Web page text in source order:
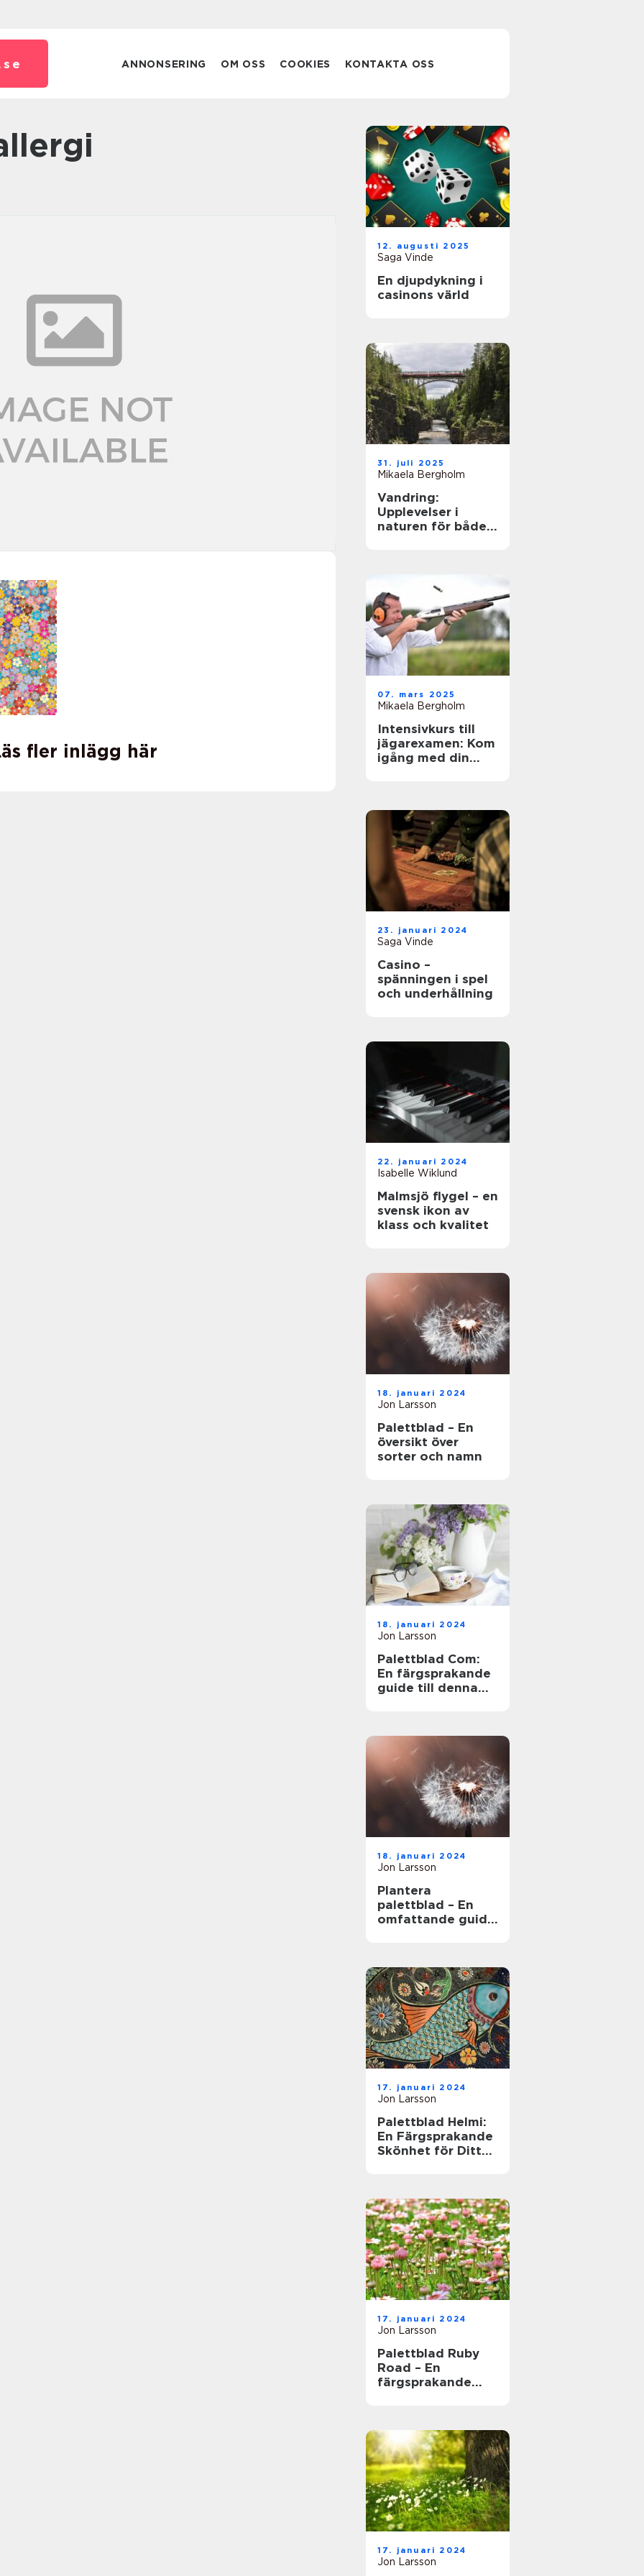
se ANNONSERING OM OSS COOKIES KONTAKTA OSS
fler inlägg här
12. augusti 2025
Saga Vinde
En djupdykning i
casinons värld
31. juli 2025
Mikaela Bergholm
Vandring:
Upplevelser i
naturen för både
07. mars 2025
Mikaela Bergholm
Intensivkurs till
jägarexamen: Kom
igång med din
23. januari 2024
Saga Vinde
Casino –
spänningen i spel
och underhållning
22. januari 2024
Isabelle Wiklund
Malmsjö flygel – en
svensk ikon av
klass och kvalitet
18. januari 2024
Jon Larsson
Palettblad – En
översikt över
sorter och namn
18. januari 2024
Jon Larsson
Palettblad Com:
En färgsprakande
guide till denna
18. januari 2024
Jon Larsson
Plantera
palettblad – En
omfattande guide
17. januari 2024
Jon Larsson
Palettblad Helmi:
En Färgsprakande
Skönhet för Ditt
17. januari 2024
Jon Larsson
Palettblad Ruby
Road – En
färgsprakande
17. januari 2024
Jon Larsson